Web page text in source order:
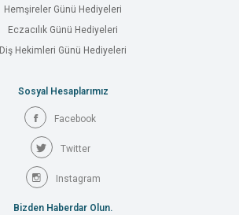
Hemşireler Günü Hediyeleri
Eczacılık Günü Hediyeleri
Diş Hekimleri Günü Hediyeleri
Sosyal Hesaplarımız
Facebook
Twitter
Instagram
Bizden Haberdar Olun.